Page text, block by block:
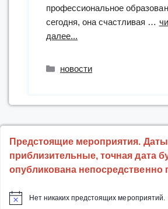
профессиональное
сегодня, она счастливая …
далее...
Шишевой»
цикла
мероприятий
об
по
Рубрики
новости
Предстоящие мероприятия.
приблизительные, точная дата
опубликована непосредственно
Нет никаких предстоящих мероприятий.